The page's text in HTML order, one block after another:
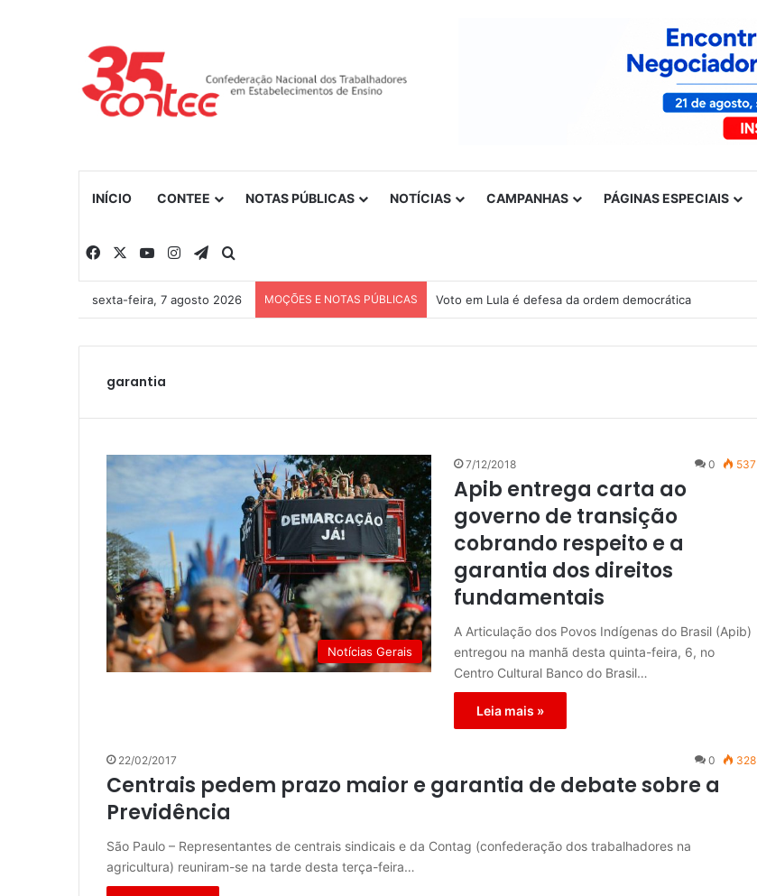
INÍCIO CONTEE NOTAS PÚBLICAS NOTÍCIAS CAMPANHAS PÁGINAS ESPECIAIS
Facebook YouTubeInstagramTelegram
sexta-feira, 7 agosto 2026 MOÇÕES E NOTAS PÚBLICAS Voto em Lula é defesa da ordem democrática
garantia
Notícias Gerais
7/12/2018 0 537
Apib entrega carta ao
governo de transição
cobrando respeito e a
garantia dos direitos
fundamentais
A Articulação dos Povos Indígenas do Brasil (Apib)
entregou na manhã desta quinta-feira, 6, no
Centro Cultural Banco do Brasil…
Leia mais »
22/02/2017 0 328
Centrais pedem prazo maior e garantia de debate sobre a
Previdência
São Paulo – Representantes de centrais sindicais e da Contag (confederação dos trabalhadores na
agricultura) reuniram-se na tarde desta terça-feira…